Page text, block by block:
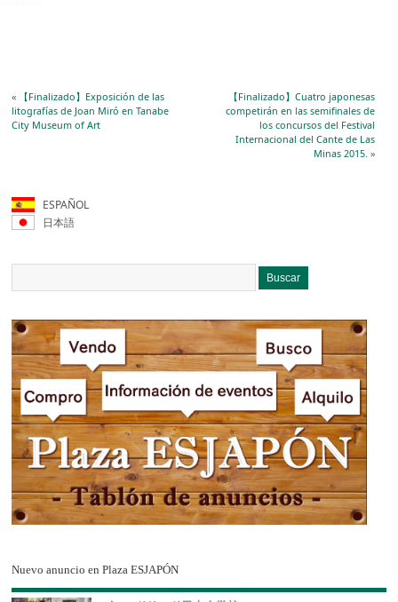
« 【Finalizado】Exposición de las
litografías de Joan Miró en Tanabe
City Museum of Art
【Finalizado】Cuatro japonesas
competirán en las semifinales de
los concursos del Festival
Internacional del Cante de Las
Minas 2015. »
ESPAÑOL
日本語
Nuevo anuncio en Plaza ESJAPÓN